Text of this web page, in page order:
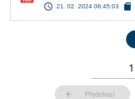
access_time 21. 02. 2024 06:45:03 sd_card
arrow_back Předchozí